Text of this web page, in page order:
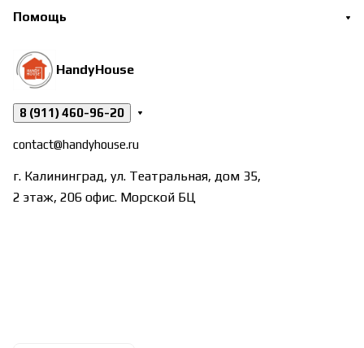
Помощь
HandyHouse
8 (911) 460-96-20
contact@handyhouse.ru
г. Калининград, ул. Театральная, дом 35,
2 этаж, 206 офис. Морской БЦ